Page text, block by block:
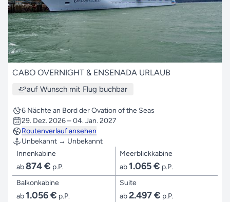
CABO OVERNIGHT & ENSENADA URLAUB
auf Wunsch mit Flug buchbar
6 Nächte an Bord der Ovation of the Seas
29. Dez. 2026 – 04. Jan. 2027
Routenverlauf ansehen
Unbekannt → Unbekannt
Innenkabine
ab874 € p.P.
Meerblickkabine
ab1.065 € p.P.
Balkonkabine
ab1.056 € p.P.
Suite
ab2.497 € p.P.